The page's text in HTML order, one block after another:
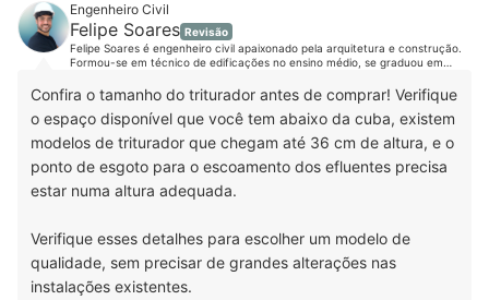
Engenheiro Civil
Felipe Soares Revisão
Felipe Soares é engenheiro civil apaixonado pela arquitetura e construção.
Formou-se em técnico de edificações no ensino médio, se graduou em
se aprimorou em diversos cursos que vão desde design e gerenciamento
até elétrica e hidráulica. Terminou sua segunda pós-graduação em design
de interiores e hoje atua trazendo técnica e criatividade para seus projetos
da área a fazerem obras e projetos sem dor de cabeça, seja através de
suas consultorias online ou dos serviços de compatibilização e análise de
projetos e obras. Conheça mais sobre o Felipe Castro no Instagram,
Facebook, YouTube e em seu site.
Confira o tamanho do triturador antes de comprar! Verifique
o espaço disponível que você tem abaixo da cuba, existem
modelos de triturador que chegam até 36 cm de altura, e o
ponto de esgoto para o escoamento dos efluentes precisa
estar numa altura adequada.
Verifique esses detalhes para escolher um modelo de
qualidade, sem precisar de grandes alterações nas
instalações existentes.